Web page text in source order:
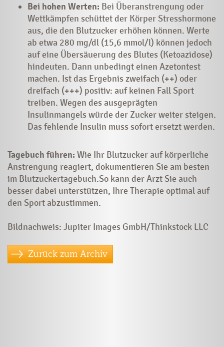
Bei hohen Werten: Bei Überanstrengung oder
Wettkämpfen schüttet der Körper Stresshormone
aus, die den Blutzucker erhöhen können. Werte
ab etwa 280 mg/dl (15,6 mmol/l) können jedoch
auf eine Übersäuerung des Blutes (Ketoazidose)
hindeuten. Dann unbedingt einen Azetontest
machen. Ist das Ergebnis zweifach (++) oder
dreifach (+++) positiv: auf keinen Fall Sport
treiben. Wegen des ausgeprägten
Insulinmangels würde der Zucker weiter steigen.
Das fehlende Insulin muss sofort ersetzt werden.
Tagebuch führen: Wie Ihr Blutzucker auf körperliche
Anstrengung reagiert, dokumentieren Sie am besten
im Blutzuckertagebuch.So kann der Arzt Sie auch
besser dabei unterstützen, Ihre Therapie optimal auf
den Sport abzustimmen.
Bildnachweis: Jupiter Images GmbH/Thinkstock LLC
Zurück zum Archiv